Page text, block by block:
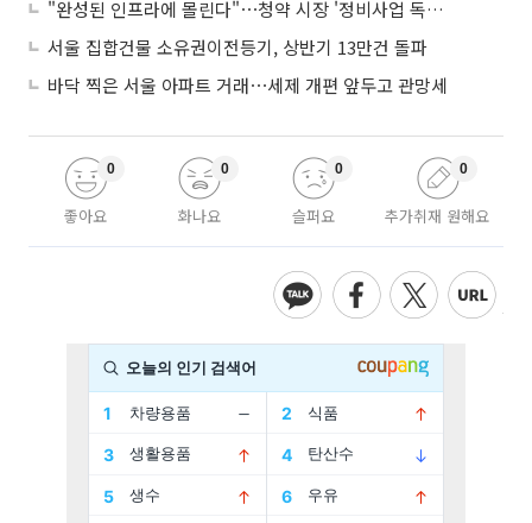
"완성된 인프라에 몰린다"⋯청약 시장 '정비사업 독주' 42배 격차
서울 집합건물 소유권이전등기, 상반기 13만건 돌파
바닥 찍은 서울 아파트 거래⋯세제 개편 앞두고 관망세
좋아요
0
화나요
0
슬퍼요
0
추가취재 원해요
0